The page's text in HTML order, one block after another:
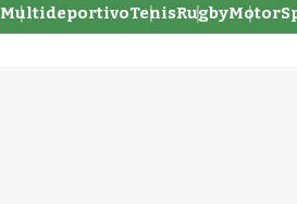
MultideportivoTenisRugby